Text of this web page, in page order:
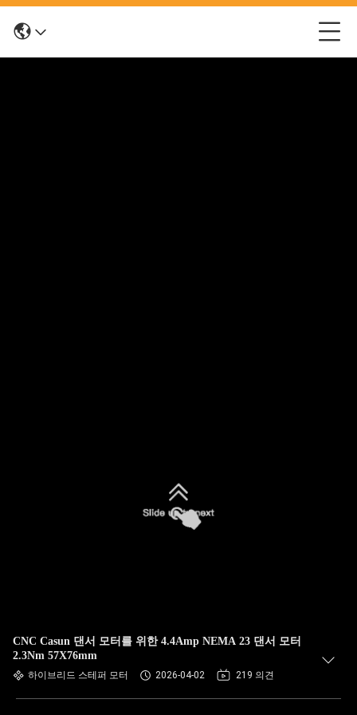
CNC Casun 댄서 모터를 위한 4.4Amp NEMA 23 댄서 모터
2.3Nm 57X76mm
하이브리드 스테퍼 모터 2026-04-02 219 의견